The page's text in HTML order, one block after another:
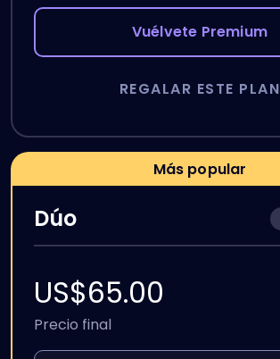
Vuélvete Premium
REGALAR ESTE PLAN
Más popular
Dúo
US$65.00
Precio final